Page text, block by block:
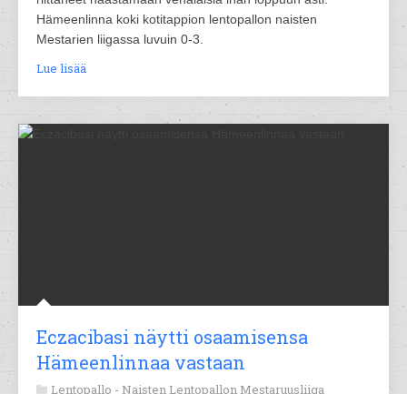
Hämeenlinna koki kotitappion lentopallon naisten
Mestarien liigassa luvuin 0-3.
Lue lisää
Eczacibasi näytti osaamisensa
Hämeenlinnaa vastaan
Lentopallo - Naisten Lentopallon Mestaruusliiga